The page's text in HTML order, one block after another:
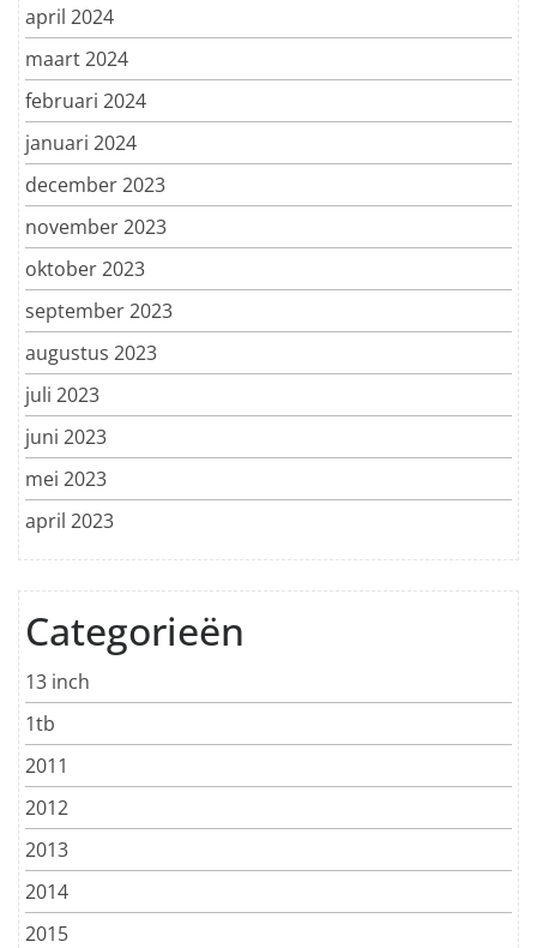
april 2024
maart 2024
februari 2024
januari 2024
december 2023
november 2023
oktober 2023
september 2023
augustus 2023
juli 2023
juni 2023
mei 2023
april 2023
Categorieën
13 inch
1tb
2011
2012
2013
2014
2015